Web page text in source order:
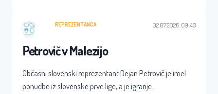
REPREZENTANCA 02.07.2026 09:43
Petrovič v Malezijo
Občasni slovenski reprezentant Dejan Petrovič je imel
ponudbe iz slovenske prve lige, a je igranje…